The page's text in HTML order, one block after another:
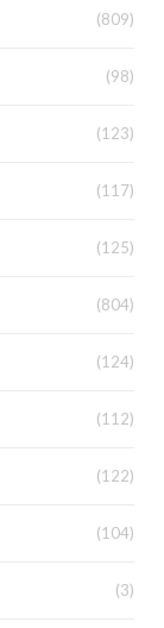
(809)
(98)
(123)
(117)
(125)
(804)
(124)
(112)
(122)
(104)
(3)